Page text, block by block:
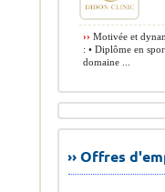
›› Motivée et
: • Diplôme en
domaine ...
›› Offres